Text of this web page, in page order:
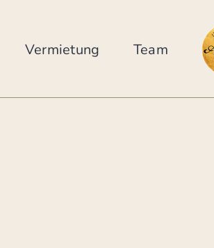
Vermietung Team